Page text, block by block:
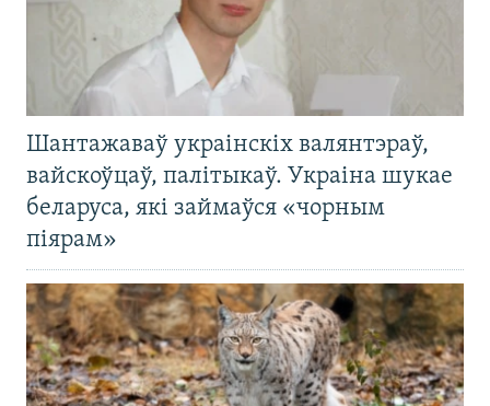
Шантажаваў украінскіх валянтэраў,
вайскоўцаў, палітыкаў. Украіна шукае
беларуса, які займаўся «чорным
піярам»